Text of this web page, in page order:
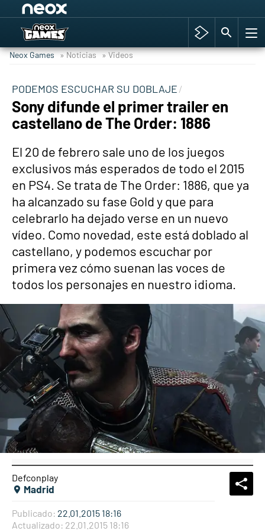
Hyrule Warriors: La Era del Cataclismo
Cyberpunk 2077
Hyrule Warriors
Neox Games » Noticias » Videos
PODEMOS ESCUCHAR SU DOBLAJE
Sony difunde el primer trailer en
castellano de The Order: 1886
El 20 de febrero sale uno de los juegos
exclusivos más esperados de todo el 2015
en PS4. Se trata de The Order: 1886, que ya
ha alcanzado su fase Gold y que para
celebrarlo ha dejado verse en un nuevo
vídeo. Como novedad, este está doblado al
castellano, y podemos escuchar por
primera vez cómo suenan las voces de
todos los personajes en nuestro idioma.
Defconplay
Madrid
Publicado: 22.01.2015 18:16
Actualizado: 22.01.2015 18:16